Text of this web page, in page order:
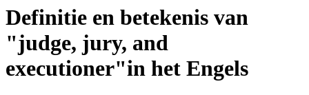
Definitie en betekenis van
"judge, jury, and
executioner"in het Engels